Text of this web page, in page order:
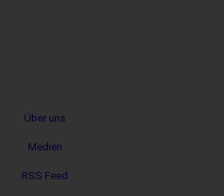
Über uns
Medien
RSS Feed